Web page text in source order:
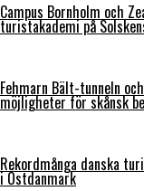
Campus Bornholm och
turistakademi på
Fehmarn Bält-tunneln
möjligheter för skånsk
Rekordmånga danska
i Östdanmark